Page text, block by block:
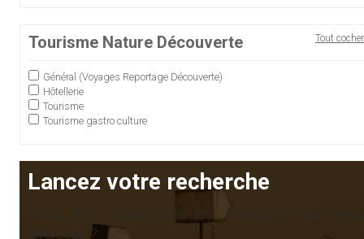
Tourisme Nature Découverte Tout cocher
Général (Voyages Reportage Découverte)
Hôtellerie
Tourisme
Tourisme gastro culture
Lancez votre recherche
Vous avez sélectionné les catégories qui vous
intéresse ?